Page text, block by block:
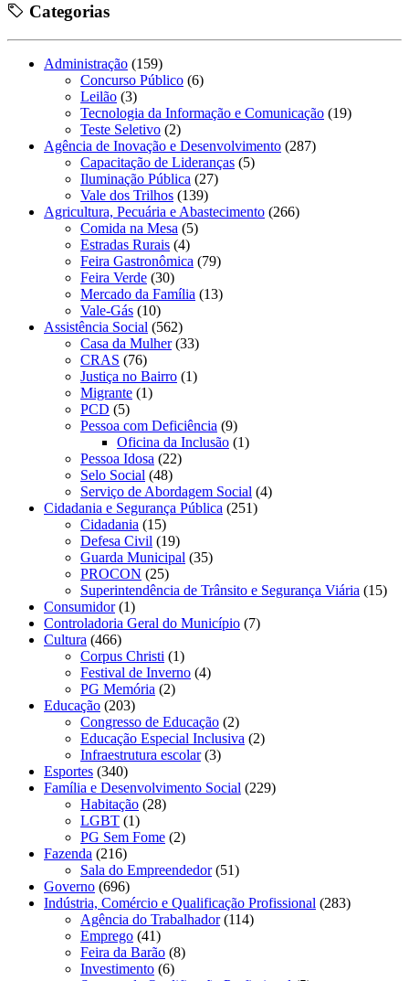
Categorias
Administração (159)
Concurso Público (6)
Leilão (3)
Tecnologia da Informação e Comunicação (19)
Teste Seletivo (2)
Agência de Inovação e Desenvolvimento (287)
Capacitação de Lideranças (5)
Iluminação Pública (27)
Vale dos Trilhos (139)
Agricultura, Pecuária e Abastecimento (266)
Comida na Mesa (5)
Estradas Rurais (4)
Feira Gastronômica (79)
Feira Verde (30)
Mercado da Família (13)
Vale-Gás (10)
Assistência Social (562)
Casa da Mulher(33)
CRAS (76)
Justiça no Bairro (1)
Migrante (1)
PCD (5)
Pessoa com Deficiência (9)
Oficina da Inclusão (1)
Pessoa Idosa (22)
Selo Social (48)
Serviço de Abordagem Social (4)
Cidadania e Segurança Pública (251)
Cidadania (15)
Defesa Civil (19)
Guarda Municipal (35)
PROCON (25)
Superintendência de Trânsito e Segurança Viária (15)
Consumidor(1)
Controladoria Geral do Município (7)
Cultura (466)
Corpus Christi (1)
Festival de Inverno (4)
PG Memória (2)
Educação (203)
Congresso de Educação (2)
Educação Especial Inclusiva (2)
Infraestrutura escolar(3)
Esportes (340)
Família e Desenvolvimento Social (229)
Habitação (28)
LGBT (1)
PG Sem Fome (2)
Fazenda (216)
Sala do Empreendedor(51)
Governo (696)
Indústria, Comércio e Qualificação Profissional (283)
Agência do Trabalhador(114)
Emprego (41)
Feira da Barão (8)
Investimento (6)